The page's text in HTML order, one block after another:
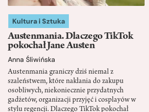
Kultura i Sztuka
Austenmania. Dlaczego TikTok
pokochał Jane Austen
Anna Śliwińska
Austenmania graniczy dziś niemal z
szaleństwem, które nakłania do zakupu
osobliwych, niekoniecznie przydatnych
gadżetów, organizacji przyjęć i cosplayów w
stylu regencji. Dlaczego TikTok pokochał